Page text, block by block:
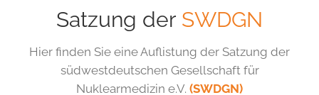
Satzung der SWDGN
Hier finden Sie eine Auflistung der Satzung der
südwestdeutschen Gesellschaft für
Nuklearmedizin e.V. (SWDGN)